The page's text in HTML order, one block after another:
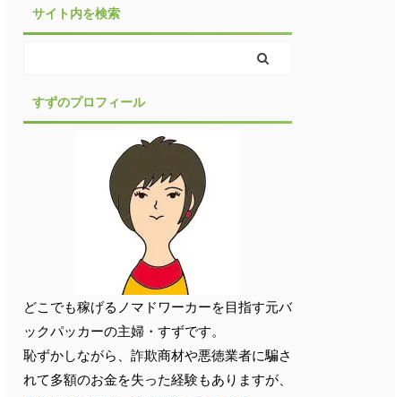
サイト内を検索
すずのプロフィール
どこでも稼げるノマドワーカーを目指す元バ
ックパッカーの主婦・すずです。
恥ずかしながら、詐欺商材や悪徳業者に騙さ
れて多額のお金を失った経験もありますが、